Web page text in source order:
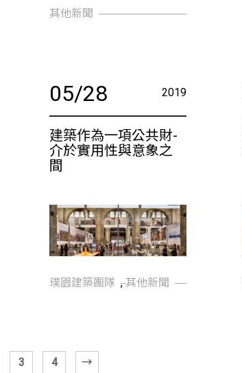
其他新聞
05/28 2019
建築作為一項公共財-
介於實用性與意象之
間
璞園建築團隊 ,其他新聞
3 4 →